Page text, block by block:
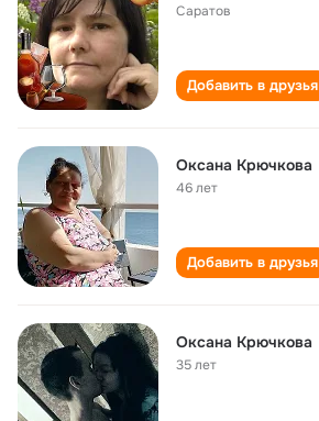
Саратов
Добавить в друзья
Оксана Крючкова
46 лет
Добавить в друзья
Оксана Крючкова
35 лет